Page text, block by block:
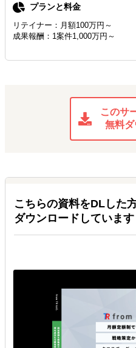
プランと料金
リテイナー：月額100万円～
成果報酬：1案件1,000万円～
このサ
無料
こちらの資料をDLした
ダウンロードしています